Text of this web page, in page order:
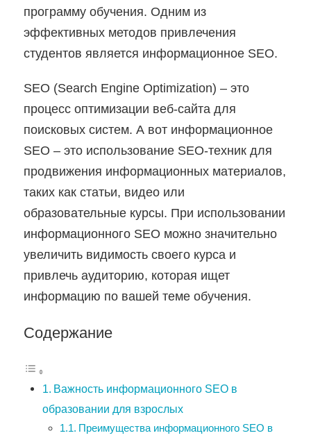
программу обучения. Одним из
эффективных методов привлечения
студентов является информационное SEO.
SEO (Search Engine Optimization) – это
процесс оптимизации веб-сайта для
поисковых систем. А вот информационное
SEO – это использование SEO-техник для
продвижения информационных материалов,
таких как статьи, видео или
образовательные курсы. При использовании
информационного SEO можно значительно
увеличить видимость своего курса и
привлечь аудиторию, которая ищет
информацию по вашей теме обучения.
Содержание
Важность информационного SEO в
образовании для взрослых
Преимущества информационного SEO в